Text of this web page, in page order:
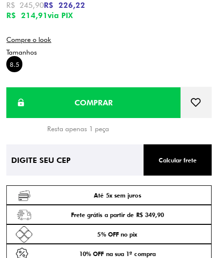
R$ 214,91via PIX
R$ 245,90R$ 226,22
Compre o look
8.5
Resta apenas 1 peça
Calcular frete
Até 5x sem juros
Frete grátis a partir de R$ 349,90
5% OFF no pix
10% OFF na sua 1ª compra